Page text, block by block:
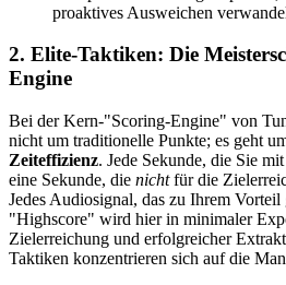
proaktives Ausweichen
2. Elite-Taktiken: Die
Engine
Bei der Kern-"Scoring-Engine" von
nicht um traditionelle Punkte; es geht
Zeiteffizienz. Jede Sekunde, die Sie
eine Sekunde, die nichtfür die
Jedes Audiosignal, das zu Ihrem
"Highscore" wird hier in minimaler
Zielerreichung und erfolgreicher
Taktiken konzentrieren sich auf die